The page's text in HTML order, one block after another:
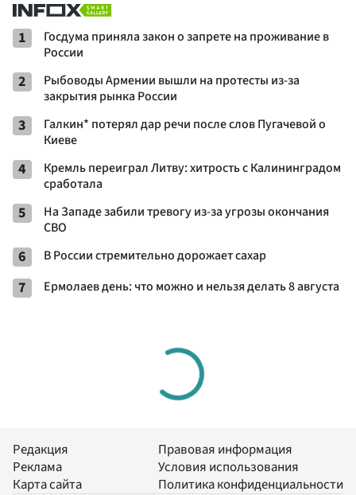
1
Госдума приняла закон о запрете на проживание в
России
2
Рыбоводы Армении вышли на протесты из-за
закрытия рынка России
3
Галкин* потерял дар речи после слов Пугачевой о
Киеве
4
Кремль переиграл Литву: хитрость с Калининградом
сработала
5
На Западе забили тревогу из-за угрозы окончания
СВО
6 В России стремительно дорожает сахар
7 Ермолаев день: что можно и нельзя делать 8 августа
Редакция
Реклама
Карта сайта
Правовая информация
Условия использования
Политика конфиденциальности